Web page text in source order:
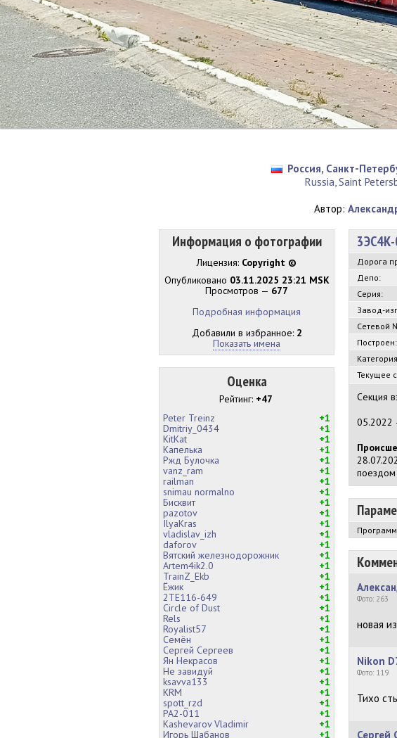
Россия, Санкт-
Russia, Saint
Автор:
Информация о фотографии
Лицензия: Copyright ©
Опубликовано 03.11.2025 23:21 MSK
Просмотров — 677
Подробная информация
Добавили в избранное: 2
Показать имена
Оценка
Рейтинг: +47
Peter Treinz
+1
Dmitriy_0434
+1
KitKat
+1
Капелька
+1
Ржд Булочка
+1
vanz_ram
+1
railman
+1
snimau normalno
+1
Бисквит
+1
pazotov
+1
IlyaKras
+1
vladislav_izh
+1
daforov
+1
Вятский железнодорожник
+1
Artem4ik2.0
+1
TrainZ_Ekb
+1
Ёжик
+1
2TE116-649
+1
Circle of Dust
+1
Rels
+1
Royalist57
+1
Семён
+1
Сергей Сергеев
+1
Ян Некрасов
+1
Не завидуй
+1
ksavva133
+1
KRM
+1
spott_rzd
+1
РА2-011
+1
Kashevarov Vladimir
+1
Игорь Шабанов
+1
Дорога
Депо:
Серия:
Завод-
Сетевой
Построен:
Текущее
Секция
05.2022
поездом
Фото: 263
новая
Nikon
Фото: 119
Тихо
Сергей